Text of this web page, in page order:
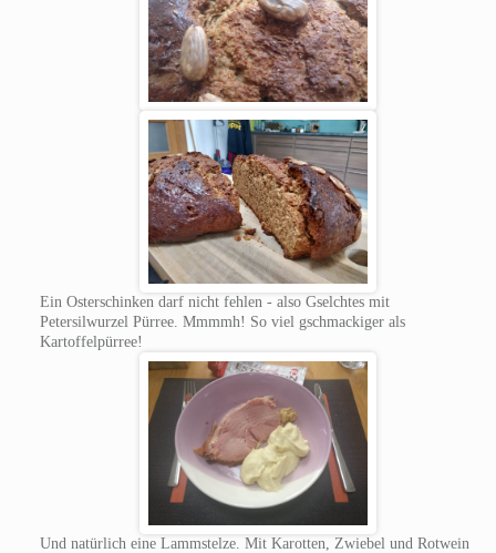
Ein Osterschinken darf nicht fehlen - also Gselchtes mit
Petersilwurzel Pürree. Mmmmh! So viel gschmackiger als
Kartoffelpürree!
Und natürlich eine Lammstelze. Mit Karotten, Zwiebel und Rotwein